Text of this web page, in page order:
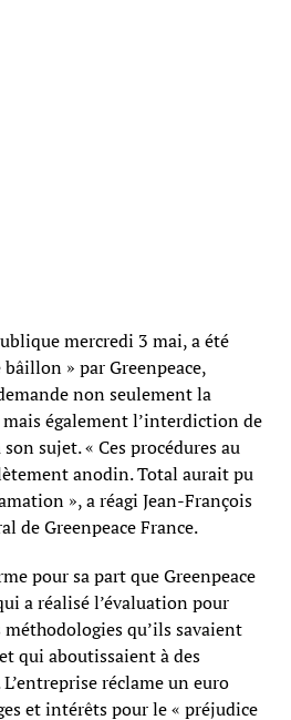
mercredi 3 mai, a été
» par Greenpeace,
non seulement la
également l’interdiction de
sujet. « Ces procédures au
anodin. Total aurait pu
», a réagi Jean-François
de Greenpeace France.
pour sa part que Greenpeace
a réalisé l’évaluation pour
qu’ils savaient
qui aboutissaient à des
réclame un euro
et intérêts pour le « préjudice